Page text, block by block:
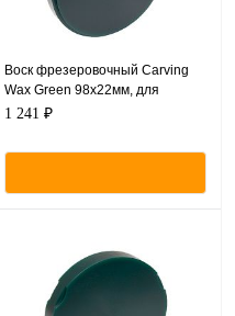
Воск фрезеровочный Carving
Wax Green 98х22мм, для
Базовой системы - CAM/CAM
1 241 ₽